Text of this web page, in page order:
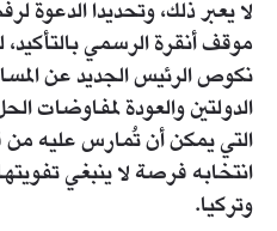
لا يعبر ذلك، وتحديدا الدعوة
موقف أنقرة الرسمي بالتأكيد،
نكوص الرئيس الجديد عن
الدولتين والعودة لمفاوضات
التي يمكن أن تُمارس عليه
انتخابه فرصة لا ينبغي
وتركيا.